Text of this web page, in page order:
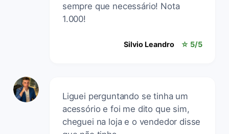
sempre que necessário! Nota
1.000!
Silvio Leandro ☆ 5/5
Liguei perguntando se tinha um
acessório e foi me dito que sim,
cheguei na loja e o vendedor disse